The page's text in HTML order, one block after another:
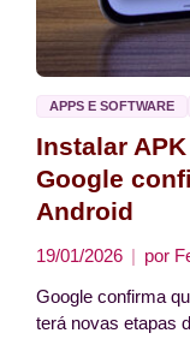
APPS E SOFTWARE
Instalar
Google
Android
19/01/2026 por
Google confirma
terá novas etapas